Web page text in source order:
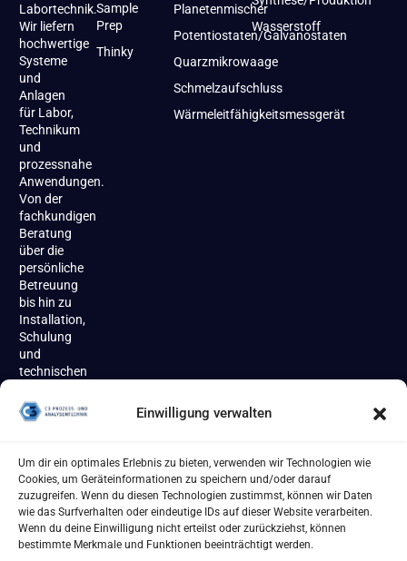
Einwilligung verwalten
Um dir ein optimales Erlebnis zu bieten, verwenden wir Technologien wie
Cookies, um Geräteinformationen zu speichern und/oder darauf
zuzugreifen. Wenn du diesen Technologien zustimmst, können wir Daten
wie das Surfverhalten oder eindeutige IDs auf dieser Website verarbeiten.
Wenn du deine Einwilligung nicht erteilst oder zurückziehst, können
bestimmte Merkmale und Funktionen beeinträchtigt werden.
Labortechnik.
Wir liefern
hochwertige
Systeme
und
Anlagen
für Labor,
Technikum
und
prozessnahe
Anwendungen.
Von der
fachkundigen
Beratung
über die
persönliche
Betreuung
bis hin zu
Installation,
Schulung
und
technischen
begleiten
wir unsere
und
Kunden
zuverlässig
über den
gesamten
Produktlebenszyklus.
Sample
Prep
Thinky
Planetenmischer
Potentiostaten/Galvanostaten
Quarzmikrowaage
Schmelzaufschluss
Wärmeleitfähigkeitsmessgerät
Wasserstoff